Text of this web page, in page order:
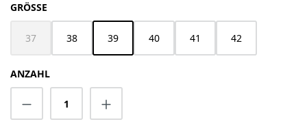
GRÖSSE
37
(Diese Option ist zurzeit nicht verfügbar.)
38 39 40 41 42
ANZAHL
Produkt Anzahl: Gib den gewünschten